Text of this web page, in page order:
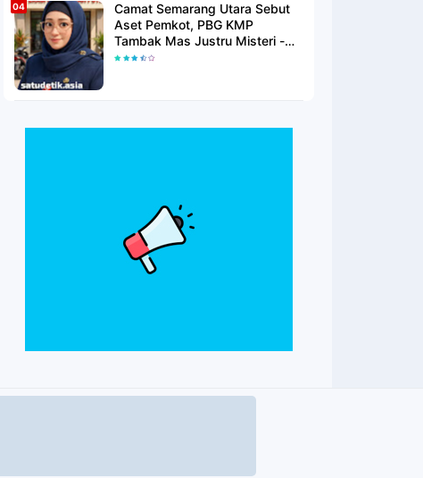
Camat Semarang Utara Sebut
Aset Pemkot, PBG KMP
Tambak Mas Justru Misteri -
Warga Menunggu Kepastian